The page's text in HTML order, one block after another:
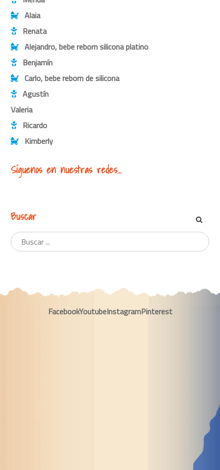
Alaia
Renata
Alejandro, bebe reborn silicona platino
Benjamín
Carlo, bebe reborn de silicona
Agustín
Valeria
Ricardo
Kimberly
Síguenos en nuestras redes...
Buscar
FacebookYoutubeInstagramPinterest